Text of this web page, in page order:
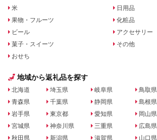
米
果物・フルーツ
ビール
菓子・スイーツ
おせち
日用品
化粧品
アクセサリー
その他
地域から返礼品を探す
北海道
青森県
岩手県
宮城県
秋田県
埼玉県
千葉県
東京都
神奈川県
新潟県
岐阜県
静岡県
愛知県
三重県
滋賀県
鳥取県
島根県
岡山県
広島県
山口県